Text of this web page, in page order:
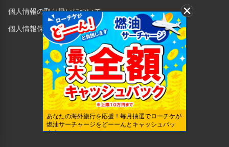
個人情報の取り扱いについて
個人情報保護方針
Copyright © 1998 Lawson Entertainment, Inc.
あなたの海外旅行を応援！毎月抽選でローチケが
燃油サーチャージをどーーんとキャッシュバッ
ク！